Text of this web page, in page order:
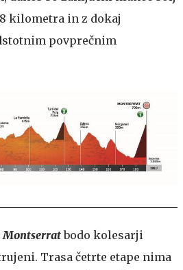
kilometra in z dokaj
povprečnim
Montserratbodo kolesarji
Trasa četrte etape nima